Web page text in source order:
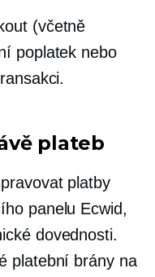
(včetně
poplatek nebo
plateb
platby
panelu Ecwid,
dovednosti.
platební brány na